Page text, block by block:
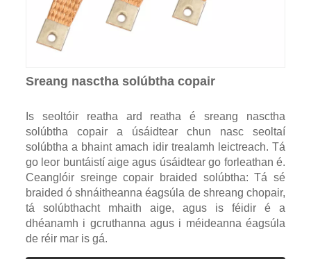
Sreang nasctha solúbtha copair
Is seoltóir reatha ard reatha é sreang nasctha
solúbtha copair a úsáidtear chun nasc seoltaí
solúbtha a bhaint amach idir trealamh leictreach. Tá
go leor buntáistí aige agus úsáidtear go forleathan é.
Ceanglóir sreinge copair braided solúbtha: Tá sé
braided ó shnáitheanna éagsúla de shreang chopair,
tá solúbthacht mhaith aige, agus is féidir é a
dhéanamh i gcruthanna agus i méideanna éagsúla
de réir mar is gá.